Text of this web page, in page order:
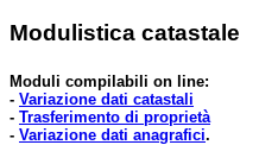
Modulistica catastale
Moduli compilabili on line:
- Variazione dati catastali
- Trasferimento di proprietà
- Variazione dati anagrafici.